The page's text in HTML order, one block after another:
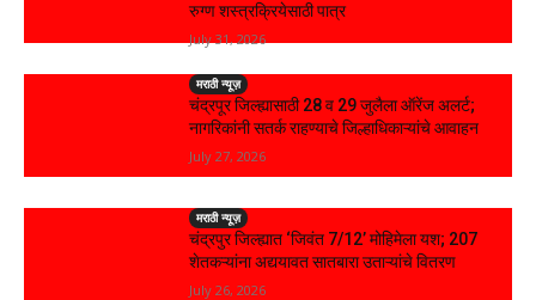
रुग्ण शस्त्रक्रियेसाठी पात्र
July 31, 2026
मराठी न्यूज़
चंद्रपूर जिल्ह्यासाठी 28 व 29 जुलैला ऑरेंज अलर्ट;
नागरिकांनी सतर्क राहण्याचे जिल्हाधिकाऱ्यांचे आवाहन
July 27, 2026
मराठी न्यूज़
चंद्रपुर जिल्ह्यात ‘जिवंत 7/12’ मोहिमेला यश; 207
शेतकऱ्यांना अद्ययावत सातबारा उताऱ्यांचे वितरण
July 26, 2026